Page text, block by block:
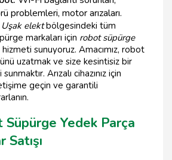
problemleri, motor arızaları.
Uşak elektbölgesindeki tüm
markaları için robot süpürge
sunuyoruz. Amacımız, robot
uzatmak ve size kesintisiz bir
Arızalı cihazınız için
geçin ve garantili
Süpürge Yedek Parça